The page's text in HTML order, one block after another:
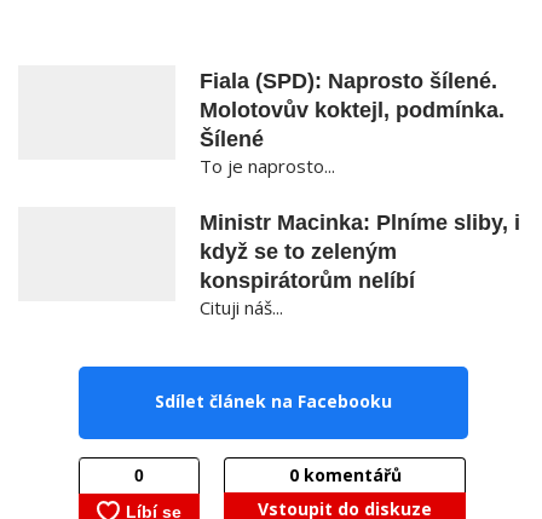
Fiala (SPD): Naprosto šílené.
Molotovův koktejl, podmínka.
Šílené
To je naprosto...
Ministr Macinka: Plníme sliby, i
když se to zeleným
konspirátorům nelíbí
Cituji náš...
Sdílet článek na Facebooku
0komentářů
Vstoupit do diskuze